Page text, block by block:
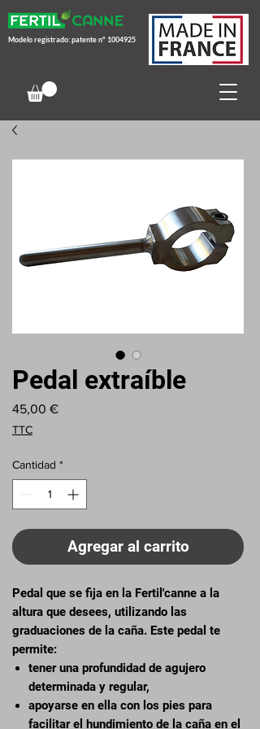
Modelo registrado: patente n° 1004925
Pedal extraíble
45,00 €Precio
TTC
Cantidad *
Agregar al carrito
Pedal que se fija en la Fertil'canne a la
altura que desees, utilizando las
graduaciones de la caña. Este pedal te
permite:
tener una profundidad de agujero
determinada y regular,
apoyarse en ella con los pies para
facilitar el hundimiento de la caña en el